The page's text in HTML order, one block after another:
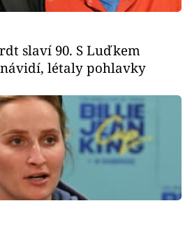
slaví 90. S Luďkem
létaly pohlavky